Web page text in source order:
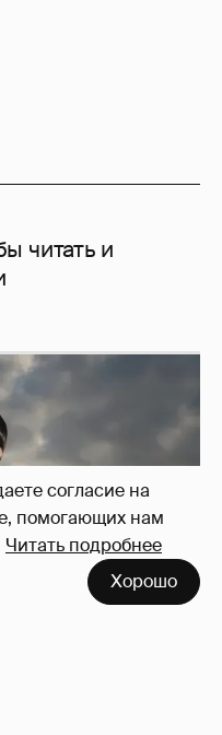
согласие на
помогающих нам
Читать подробнее
Хорошо
читать и